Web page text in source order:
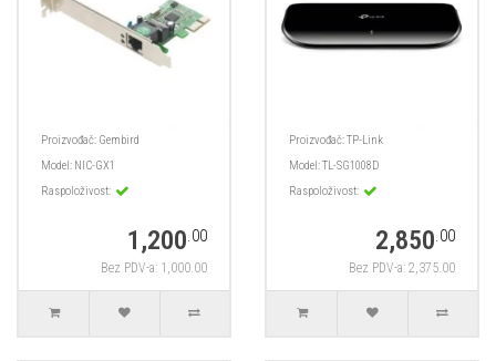
Proizvođač: Gembird
Model: NIC-GX1
Raspoloživost:
1,200.00
Bez PDV-a: 1,000.00
Proizvođač:TP-Link
Model:TL-SG1008D
Raspoloživost:
2,850.00
Bez PDV-a: 2,375.00